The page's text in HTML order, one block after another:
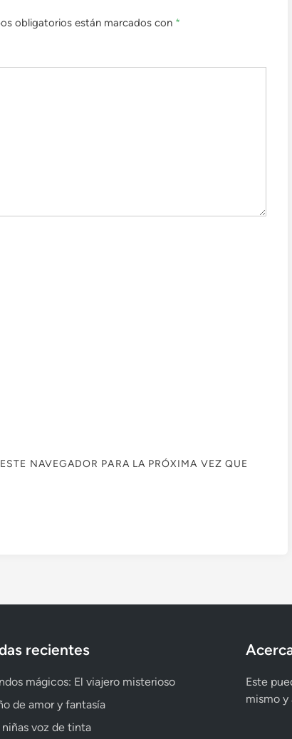
obligatorios están marcados con *
NAVEGADOR PARA LA PRÓXIMA VEZ QUE
recientes
mágicos: El viajero misterioso
de amor y fantasía
niñas voz de tinta
Este
mismo y